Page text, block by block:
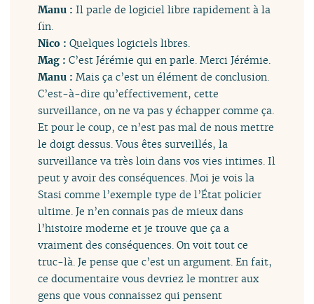
Manu :Il parle de logiciel libre rapidement à la
fin.
Nico :Quelques logiciels libres.
Mag :C’est Jérémie qui en parle. Merci Jérémie.
Manu :Mais ça c’est un élément de conclusion.
C’est-à-dire qu’effectivement, cette
surveillance, on ne va pas y échapper comme ça.
Et pour le coup, ce n’est pas mal de nous mettre
le doigt dessus. Vous êtes surveillés, la
surveillance va très loin dans vos vies intimes. Il
peut y avoir des conséquences. Moi je vois la
Stasi comme l’exemple type de l’État policier
ultime. Je n’en connais pas de mieux dans
l’histoire moderne et je trouve que ça a
vraiment des conséquences. On voit tout ce
truc-là. Je pense que c’est un argument. En fait,
ce documentaire vous devriez le montrer aux
gens que vous connaissez qui pensent